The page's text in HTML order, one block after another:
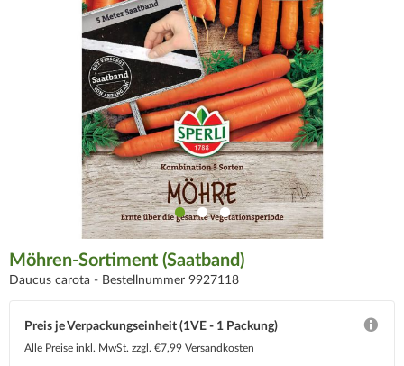
Möhren-Sortiment (Saatband)
Daucus carota - Bestellnummer 9927118
Preis je Verpackungseinheit (1VE - 1 Packung)
Alle Preise inkl. MwSt. zzgl. €7,99 Versandkosten